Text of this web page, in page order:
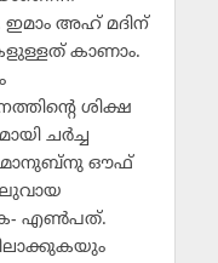
ഇമാം അഹ് മദിന്
കാണാം.
ശിക്ഷ
ചര്‍ച്ച
ഔഫ്
എണ്‍പത്.